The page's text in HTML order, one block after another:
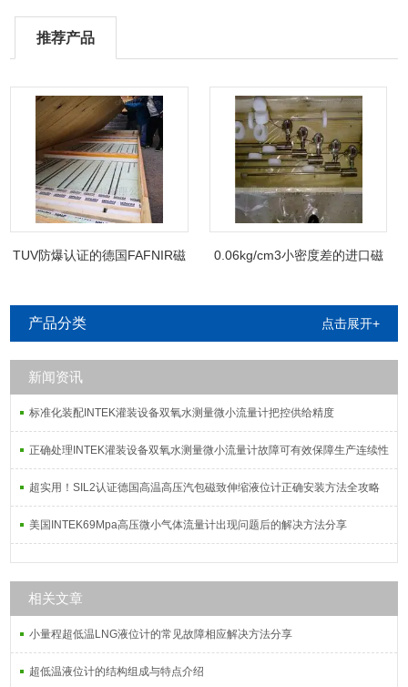
推荐产品
TUV防爆认证的德国FAFNIR磁
0.06kg/cm3小密度差的进口磁
产品分类 点击展开+
新闻资讯
标准化装配INTEK灌装设备双氧水测量微小流量计把控供给精度
正确处理INTEK灌装设备双氧水测量微小流量计故障可有效保障生产连续性
超实用！SIL2认证德国高温高压汽包磁致伸缩液位计正确安装方法全攻略
美国INTEK69Mpa高压微小气体流量计出现问题后的解决方法分享
相关文章
小量程超低温LNG液位计的常见故障相应解决方法分享
超低温液位计的结构组成与特点介绍